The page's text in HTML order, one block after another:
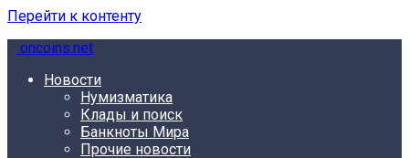
Перейти к контенту
oncoins.net
Новости
Нумизматика
Клады и поиск
Банкноты Мира
Прочие новости